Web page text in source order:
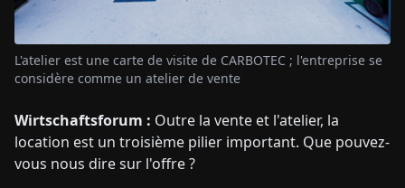
L'atelier est une carte de visite de CARBOTEC ; l'entreprise se
considère comme un atelier de vente
Wirtschaftsforum : Outre la vente et l'atelier, la
location est un troisième pilier important. Que pouvez-
vous nous dire sur l'offre ?